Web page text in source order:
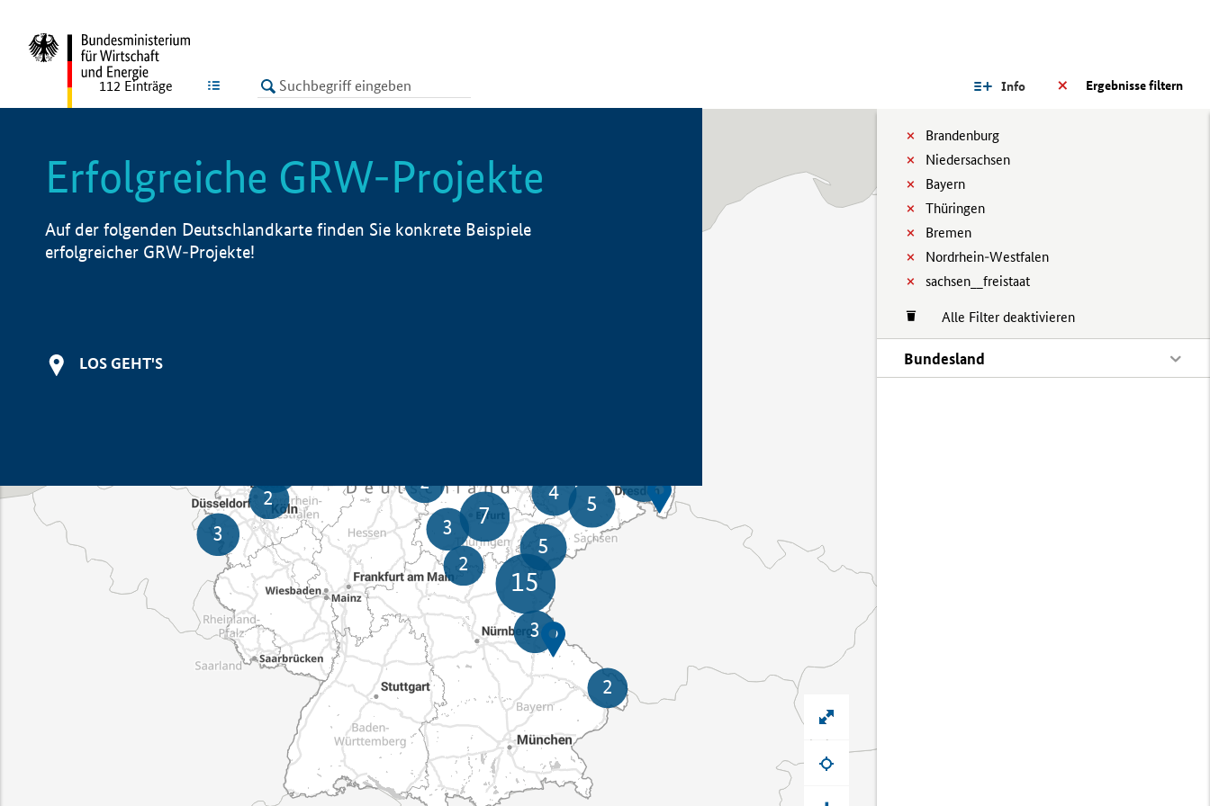
LISTE Ergebnisse filtern
Info
Brandenburg
Niedersachsen
Bayern
Thüringen
Bremen
Nordrhein-Westfalen
sachsen__freistaat
Alle Filter deaktivieren
Bundesland
112 Einträge
Erfolgreiche GRW-Projekte
Auf der folgenden Deutschlandkarte finden Sie konkrete Beispiele
erfolgreicher GRW-Projekte!
LOS GEHT'S